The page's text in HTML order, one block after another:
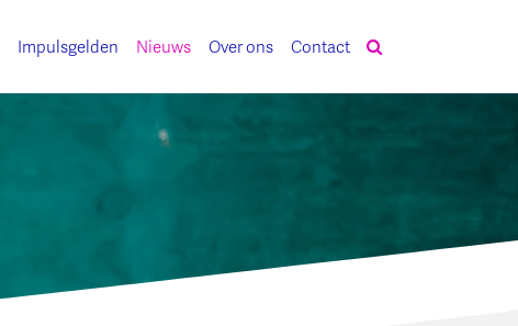
Impulsgelden Nieuws Over ons Contact